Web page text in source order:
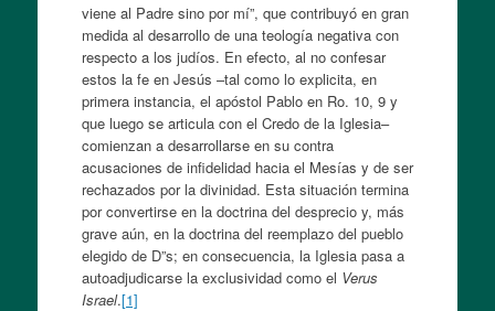
viene al Padre sino por mí”, que contribuyó en gran
medida al desarrollo de una teología negativa con
respecto a los judíos. En efecto, al no confesar
estos la fe en Jesús –tal como lo explicita, en
primera instancia, el apóstol Pablo en Ro. 10, 9 y
que luego se articula con el Credo de la Iglesia–
comienzan a desarrollarse en su contra
acusaciones de infidelidad hacia el Mesías y de ser
rechazados por la divinidad. Esta situación termina
por convertirse en la doctrina del desprecio y, más
grave aún, en la doctrina del reemplazo del pueblo
elegido de D”s; en consecuencia, la Iglesia pasa a
autoadjudicarse la exclusividad como el Verus
Israel.[1]